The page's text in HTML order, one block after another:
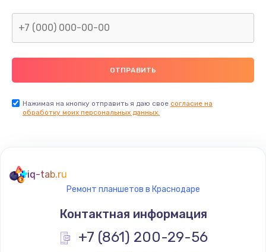
1600 руб.
Замена термопасты
Заказать
Замена южного моста
2300 руб.
Заказать
Нажимая на кнопку отправить я даю свое согласие на
обработку моих персональных данных.
iq-tab.ru
Ремонт планшетов в Краснодаре
Контактная информация
+7 (861) 200-29-56